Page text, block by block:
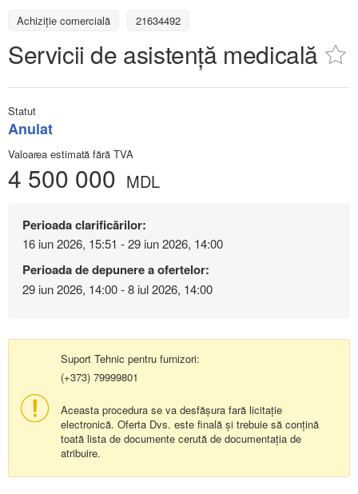
Achizițiе comercială 21634492
Servicii de asistență medicală
Statut
Anulat
Valoarea estimată fără TVA
4 500 000 MDL
Perioada clarificărilor:
16 iun 2026, 15:51 - 29 iun 2026, 14:00
Perioada de depunere a ofertelor:
29 iun 2026, 14:00 - 8 iul 2026, 14:00
Suport Tehnic pentru furnizori:
(+373) 79999801
Aceasta procedura se va desfășura fară licitație
electronică. Oferta Dvs. este finală și trebuie să conțină
toată lista de documente cerută de documentația de
atribuire.